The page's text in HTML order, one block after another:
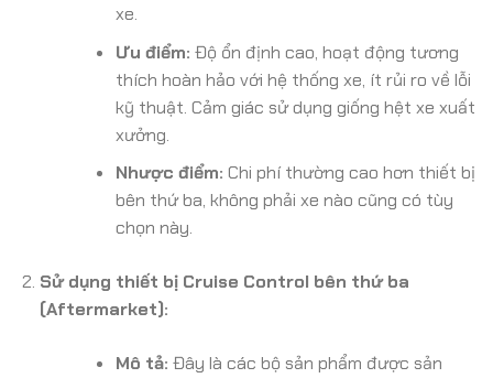
xe.
Ưu điểm: Độ ổn định cao, hoạt động tương
thích hoàn hảo với hệ thống xe, ít rủi ro về lỗi
kỹ thuật. Cảm giác sử dụng giống hệt xe xuất
xưởng.
Nhược điểm: Chi phí thường cao hơn thiết bị
bên thứ ba, không phải xe nào cũng có tùy
chọn này.
Sử dụng thiết bị Cruise Control bên thứ ba
(Aftermarket):
Mô tả: Đây là các bộ sản phẩm được sản